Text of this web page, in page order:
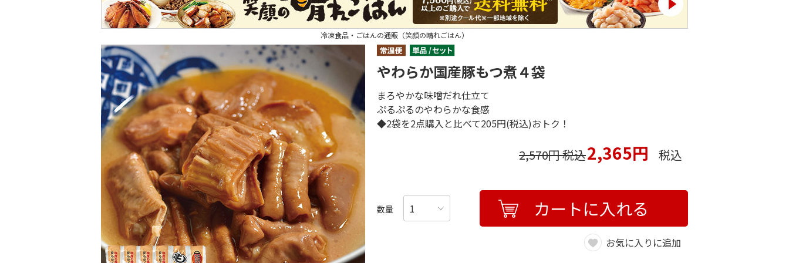
冷凍食品・ごはんの通販（笑顔の晴れごはん）
やわらか国産豚もつ煮４袋
まろやかな味噌だれ仕立て
ぷるぷるのやわらかな食感
◆2袋を2点購入と比べて205円(税込)おトク！
2,570円 税込2,365円 税込
数量 カートに入れる
お気に入りに追加